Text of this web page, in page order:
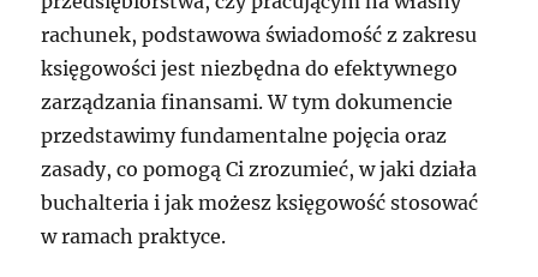
rachunek, podstawowa świadomość z zakresu
księgowości jest niezbędna do efektywnego
zarządzania finansami. W tym dokumencie
przedstawimy fundamentalne pojęcia oraz
zasady, co pomogą Ci zrozumieć, w jaki działa
buchalteria i jak możesz księgowość stosować
w ramach praktyce.